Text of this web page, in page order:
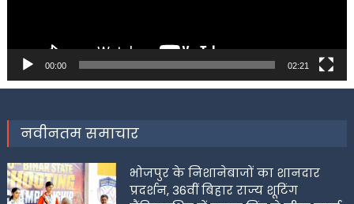
00:00 02:21
नवीनतम समाचार
भोजपुर के निशानेबाजों का शानदार
प्रदर्शन, 36वीं बिहार राज्य शूटिंग